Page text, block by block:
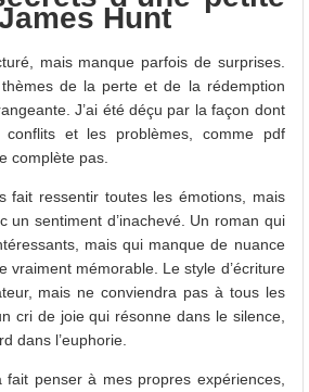
Hunt
mais manque parfois de surprises.
de la perte et de la rédemption
J’ai été déçu par la façon dont
conflits et les problèmes, comme pdf
complète pas.
fait ressentir toutes les émotions, mais
un sentiment d’inachevé. Un roman qui
mais qui manque de nuance
vraiment mémorable. Le style d’écriture
mais ne conviendra pas à tous les
cri de joie qui résonne dans le silence,
dans l’euphorie.
fait penser à mes propres expériences,